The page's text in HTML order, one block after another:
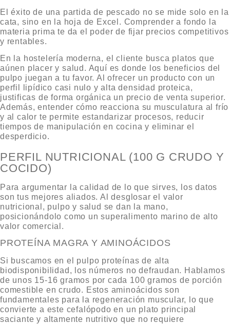
El éxito de una partida de pescado no se mide solo en la
cata, sino en la hoja de Excel. Comprender a fondo la
materia prima te da el poder de fijar precios competitivos
y rentables.
En la hostelería moderna, el cliente busca platos que
aúnen placer y salud. Aquí es donde los beneficios del
pulpo juegan a tu favor. Al ofrecer un producto con un
perfil lipídico casi nulo y alta densidad proteica,
justificas de forma orgánica un precio de venta superior.
Además, entender cómo reacciona su musculatura al frío
y al calor te permite estandarizar procesos, reducir
tiempos de manipulación en cocina y eliminar el
desperdicio.
PERFIL NUTRICIONAL (100 G CRUDO Y
COCIDO)
Para argumentar la calidad de lo que sirves, los datos
son tus mejores aliados. Al desglosar el valor
nutricional, pulpo y salud se dan la mano,
posicionándolo como un superalimento marino de alto
valor comercial.
PROTEÍNA MAGRA Y AMINOÁCIDOS
Si buscamos en el pulpo proteínas de alta
biodisponibilidad, los números no defraudan. Hablamos
de unos 15-16 gramos por cada 100 gramos de porción
comestible en crudo. Estos aminoácidos son
fundamentales para la regeneración muscular, lo que
convierte a este cefalópodo en un plato principal
saciante y altamente nutritivo que no requiere